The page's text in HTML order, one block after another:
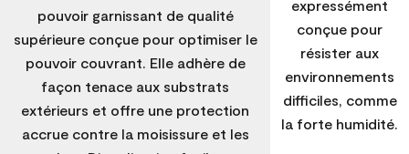
pouvoir garnissant de qualité
supérieure conçue pour optimiser le
pouvoir couvrant. Elle adhère de
façon tenace aux substrats
extérieurs et offre une protection
accrue contre la moisissure et les
expressément
conçue pour
résister aux
environnements
difficiles, comme
la forte humidité.